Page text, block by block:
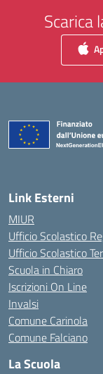
Scarica
Link Esterni
MIUR
Ufficio Scolastico
Ufficio Scolastico
Scuola in Chiaro
Iscrizioni On Line
Invalsi
Comune Carinola
Comune Falciano
La Scuola